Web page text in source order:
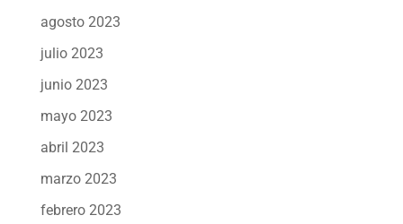
agosto 2023
julio 2023
junio 2023
mayo 2023
abril 2023
marzo 2023
febrero 2023